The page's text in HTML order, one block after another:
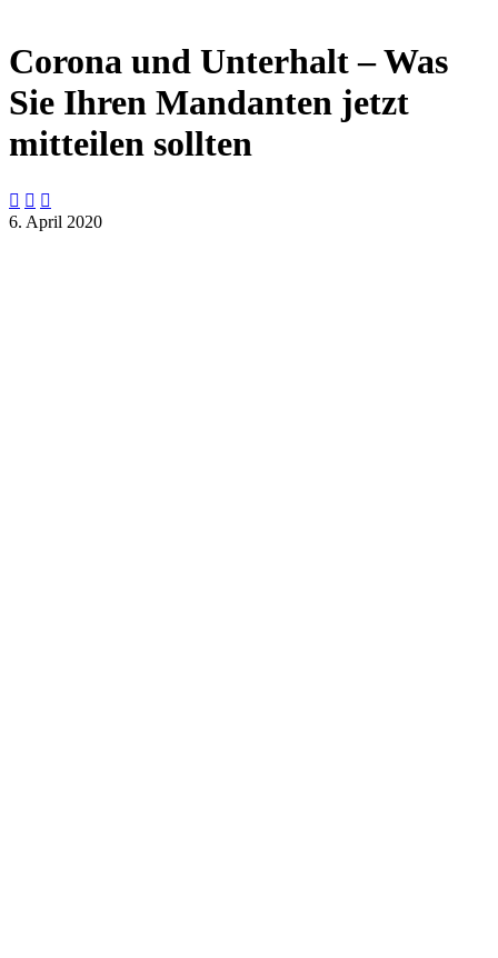
Corona und Unterhalt – Was
Sie Ihren Mandanten jetzt
mitteilen sollten
  
6. April 2020